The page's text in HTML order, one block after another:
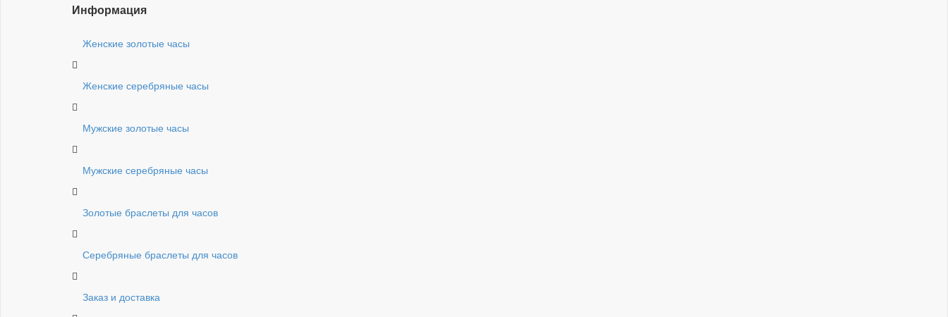
Информация
Женские золотые часы
Женские серебряные часы
Мужские золотые часы
Мужские серебряные часы
Золотые браслеты для часов
Серебряные браслеты для часов
Заказ и доставка